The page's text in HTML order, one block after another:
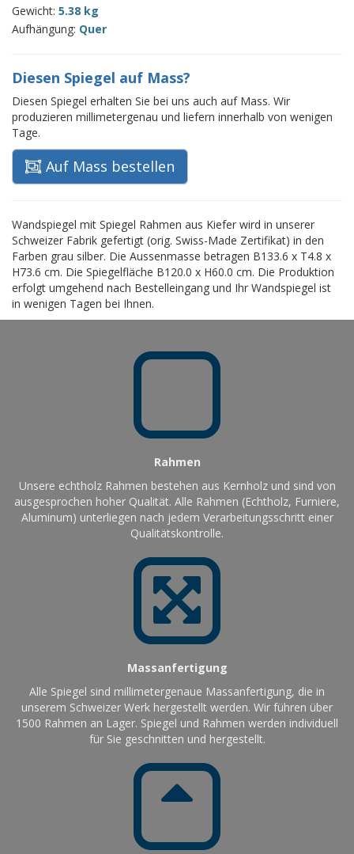
Gewicht: 5.38 kg
Aufhängung: Quer
Diesen Spiegel auf Mass?
Diesen Spiegel erhalten Sie bei uns auch auf Mass. Wir
produzieren millimetergenau und liefern innerhalb von wenigen
Tage.
Auf Mass bestellen
Wandspiegel mit Spiegel Rahmen aus Kiefer wird in unserer
Schweizer Fabrik gefertigt (orig. Swiss-Made Zertifikat) in den
Farben grau silber. Die Aussenmasse betragen B133.6 x T4.8 x
H73.6 cm. Die Spiegelfläche B120.0 x H60.0 cm. Die Produktion
erfolgt umgehend nach Bestelleingang und Ihr Wandspiegel ist
in wenigen Tagen bei Ihnen.
Rahmen
Unsere echtholz Rahmen bestehen aus Kernholz und sind von
ausgesprochen hoher Qualität. Alle Rahmen (Echtholz, Furniere,
Aluminum) unterliegen nach jedem Verarbeitungsschritt einer
Qualitätskontrolle.
Massanfertigung
Alle Spiegel sind millimetergenaue Massanfertigung, die in
unserem Schweizer Werk hergestellt werden. Wir führen über
1500 Rahmen an Lager. Spiegel und Rahmen werden individuell
für Sie geschnitten und hergestellt.